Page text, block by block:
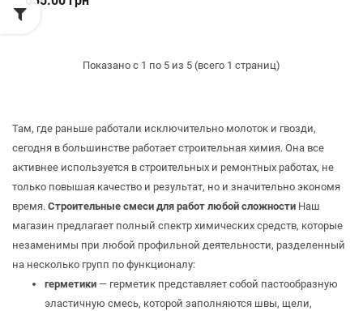
Показано с 1 по 5 из 5 (всего 1 страниц)
Там, где раньше работали исключительно молоток и гвозди,
сегодня в большинстве работает строительная химия. Она все
активнее используется в строительных и ремонтных работах, не
только повышая качество и результат, но и значительно экономя
время. Строительные смеси для работ любой сложности Наш
магазин предлагает полный спектр химических средств, которые
незаменимы при любой профильной деятельности, разделенный
на несколько групп по функционалу:
герметики — герметик представляет собой пастообразную
эластичную смесь, которой заполняются швы, щели,